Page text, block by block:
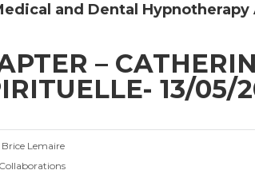
and Dental
–
13/05/
Brice Lemaire